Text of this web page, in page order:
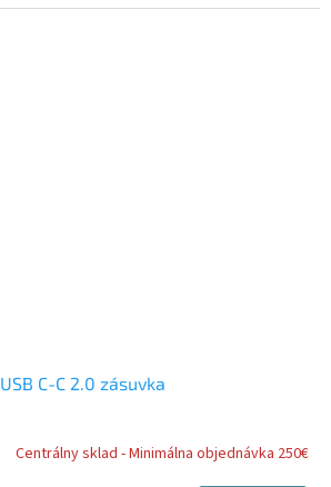
USB C-C 2.0 zásuvka
Centrálny sklad - Minimálna objednávka 250€